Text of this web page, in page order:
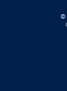
©